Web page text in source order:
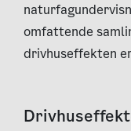
omfattende
drivhuseffekten